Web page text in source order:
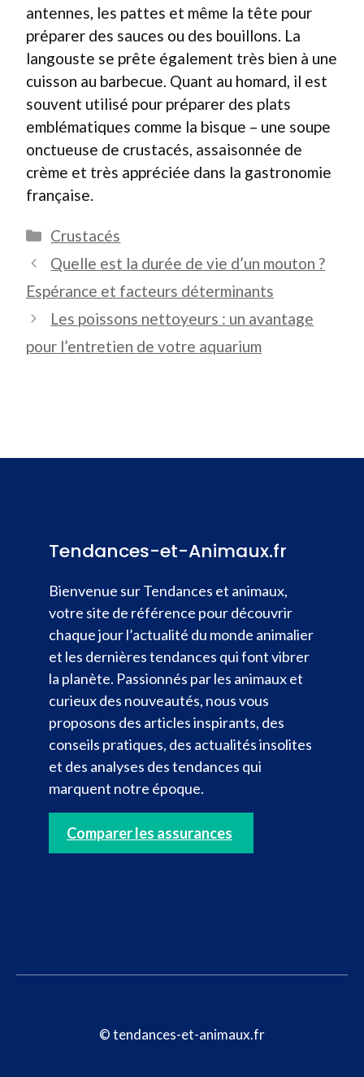
antennes, les pattes et même la tête pour
préparer des sauces ou des bouillons. La
langouste se prête également très bien à une
cuisson au barbecue. Quant au homard, il est
souvent utilisé pour préparer des plats
emblématiques comme la bisque – une soupe
onctueuse de crustacés, assaisonnée de
crème et très appréciée dans la gastronomie
française.
Catégories
Crustacés
Quelle est la durée de vie d’un mouton ?
Espérance et facteurs déterminants
Les poissons nettoyeurs : un avantage
pour l’entretien de votre aquarium
Tendances-et-Animaux.fr
Bienvenue sur Tendances et animaux,
votre site de référence pour découvrir
chaque jour l’actualité du monde animalier
et les dernières tendances qui font vibrer
la planète. Passionnés par les animaux et
curieux des nouveautés, nous vous
proposons des articles inspirants, des
conseils pratiques, des actualités insolites
et des analyses des tendances qui
marquent notre époque.
Comparer les assurances
© tendances-et-animaux.fr